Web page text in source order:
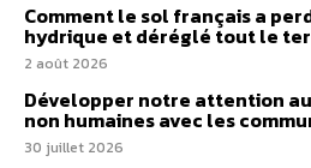
Comment le sol français a
hydrique et déréglé tout le
2 août 2026
Développer notre attention
non humaines avec les
30 juillet 2026